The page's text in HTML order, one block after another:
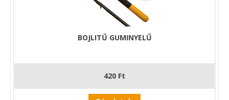
BOJLITŰ GUMINYELŰ
420 Ft